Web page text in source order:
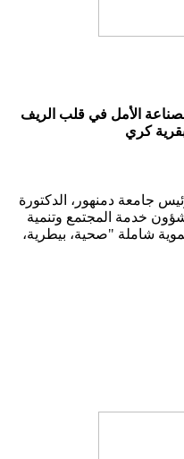
الأمل في قلب الريف
كري
جامعة دمنهور، الدكتورة
خدمة المجتمع وتنمية
شاملة "صحية، بيطرية،